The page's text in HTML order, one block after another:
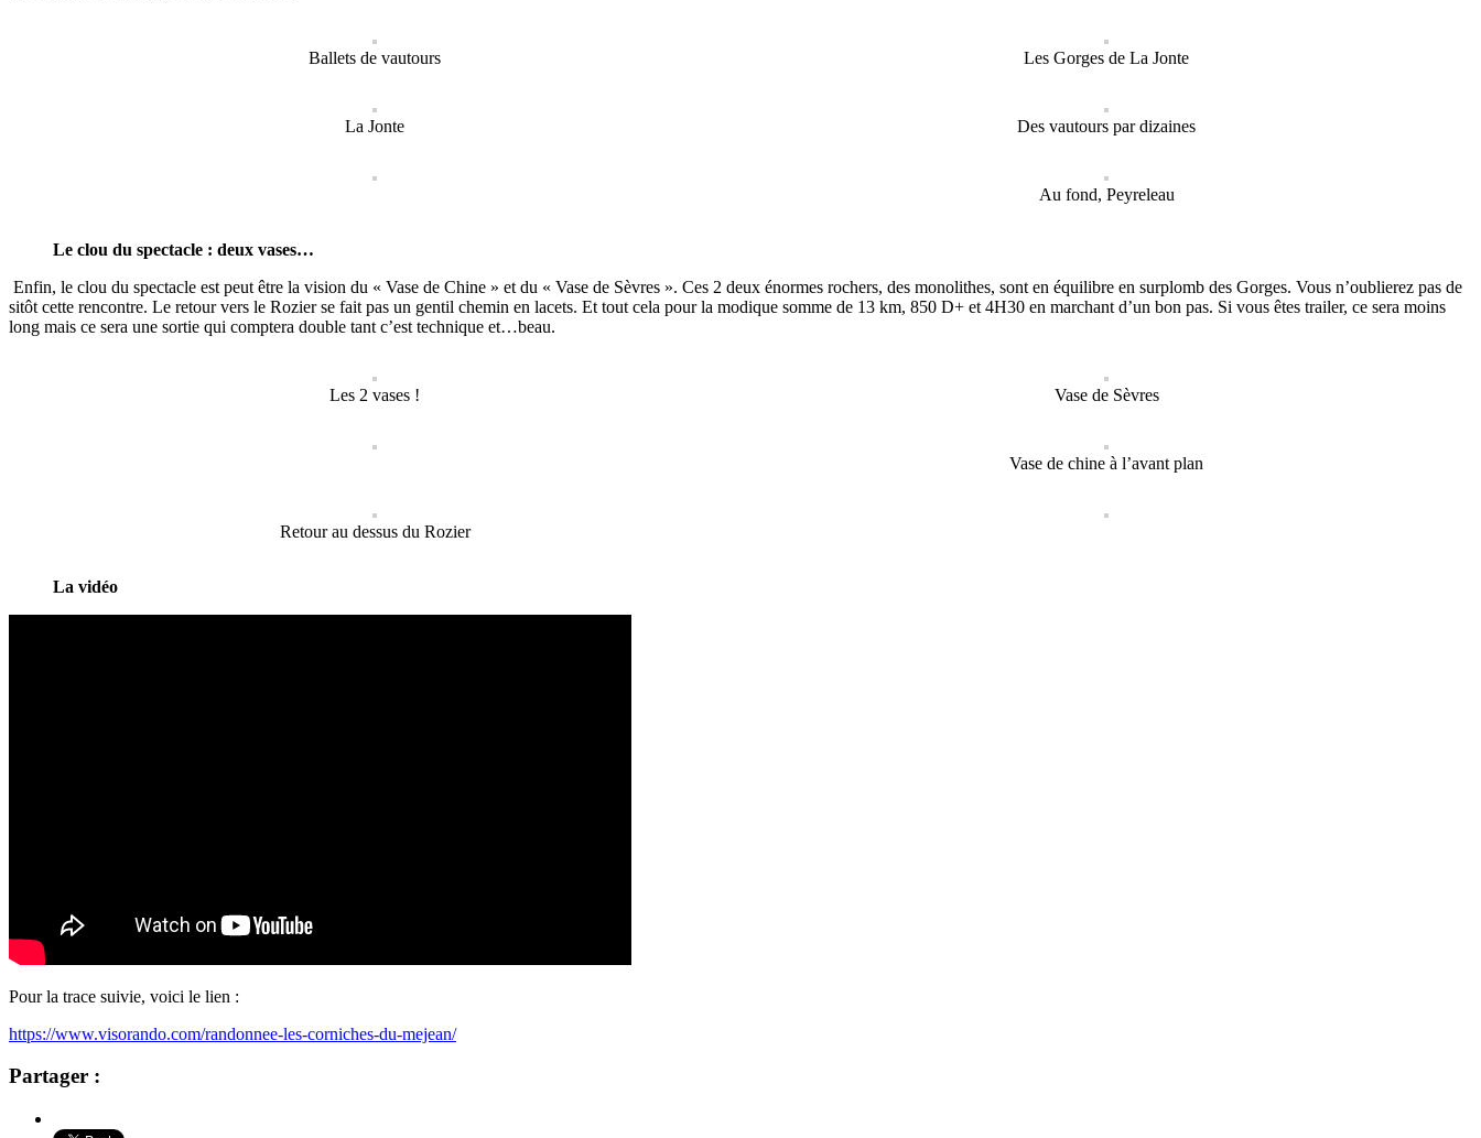
Ballets de vautours Les Gorges de La Jonte
La Jonte Des vautours par dizaines
Au fond, Peyreleau
Le clou du spectacle : deux vases…
Enfin, le clou du spectacle est peut être la vision du « Vase de Chine » et du « Vase de Sèvres ». Ces 2 deux énormes rochers, des monolithes, sont en équilibre en surplomb des Gorges. Vous n’oublierez pas de
sitôt cette rencontre. Le retour vers le Rozier se fait pas un gentil chemin en lacets. Et tout cela pour la modique somme de 13 km, 850 D+ et 4H30 en marchant d’un bon pas. Si vous êtes trailer, ce sera moins
long mais ce sera une sortie qui comptera double tant c’est technique et…beau.
Les 2 vases ! Vase de Sèvres
Vase de chine à l’avant plan
Retour au dessus du Rozier
La vidéo
Pour la trace suivie, voici le lien :
https://www.visorando.com/randonnee-les-corniches-du-mejean/
Partager :